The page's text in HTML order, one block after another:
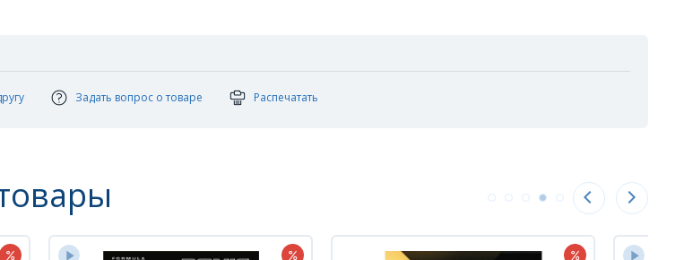
Задать вопрос о товаре Распечатать